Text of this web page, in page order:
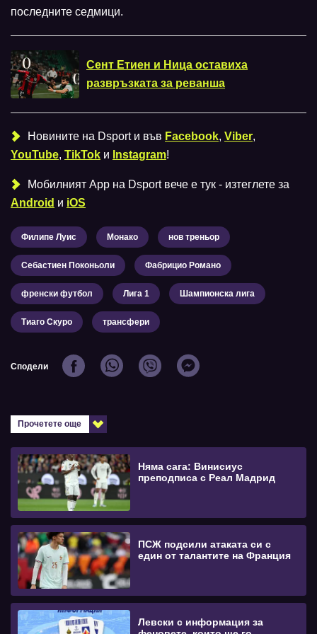
последните седмици.
Сент Етиен и Ница оставиха
развръзката за реванша
Новините на Dsport и във Facebook, Viber,
YouTube, TikTok и Instagram!
Мобилният Аpp на Dsport вече е тук - изтеглете за
Android и iOS
Филипе Луис Монако нов треньор
Себастиен Поконьоли Фабрицио Романо
френски футбол Лига 1 Шампионска лига
Тиаго Скуро трансфери
Сподели
Прочетете още
Няма сага: Винисиус
преподписа с Реал Мадрид
ПСЖ подсили атаката си с
един от талантите на Франция
Левски с информация за